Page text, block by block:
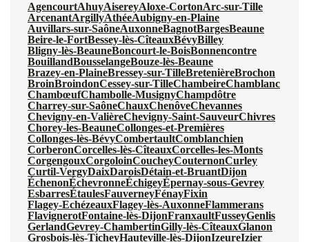
AgencourtAhuyAisereyAloxe-CortonArc-sur-Tille
ArcenantArgillyAthéeAubigny-en-Plaine
Auvillars-sur-SaôneAuxonneBagnotBargesBeaune
Beire-le-FortBessey-lès-CîteauxBévyBilley
Bligny-lès-BeauneBoncourt-le-BoisBonnencontre
BouillandBousselangeBouze-lès-Beaune
Brazey-en-PlaineBressey-sur-TilleBretenièreBrochon
BroinBroindonCessey-sur-TilleChambeireChamblanc
ChambœufChambolle-MusignyChampdôtre
Charrey-sur-SaôneChauxChenôveChevannes
Chevigny-en-ValièreChevigny-Saint-SauveurChivres
Chorey-les-BeauneCollonges-et-Premières
Collonges-lès-BévyCombertaultComblanchien
CorberonCorcelles-lès-CîteauxCorcelles-les-Monts
CorgengouxCorgoloinCoucheyCouternonCurley
Curtil-VergyDaixDaroisDétain-et-BruantDijon
ÉchenonÉchevronneÉchigeyÉpernay-sous-Gevrey
EsbarresÉtaulesFauverneyFénayFixin
Flagey-EchézeauxFlagey-lès-AuxonneFlammerans
FlavignerotFontaine-lès-DijonFranxaultFusseyGenlis
GerlandGevrey-ChambertinGilly-lès-CîteauxGlanon
Grosbois-lès-TicheyHauteville-lès-DijonIzeureIzier